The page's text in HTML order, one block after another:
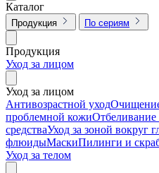
Каталог
Продукция По сериям
Продукция
Уход за лицом
Уход за лицом
Антивозрастной уход
проблемной кожиОтбеливание
средстваУход за зоной вокруг
флюидыМаскиПилинги и
Уход за телом